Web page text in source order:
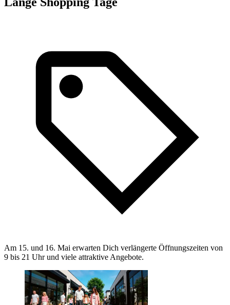
Am 15. und 16. Mai erwarten Dich verlängerte Öffnungszeiten von
9 bis 21 Uhr und viele attraktive Angebote.